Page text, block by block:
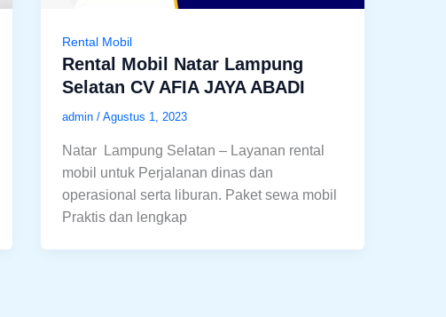
Rental Mobil
Rental Mobil Natar Lampung
Selatan CV AFIA JAYA ABADI
admin / Agustus 1, 2023
Natar Lampung Selatan – Layanan rental
mobil untuk Perjalanan dinas dan
operasional serta liburan. Paket sewa mobil
Praktis dan lengkap